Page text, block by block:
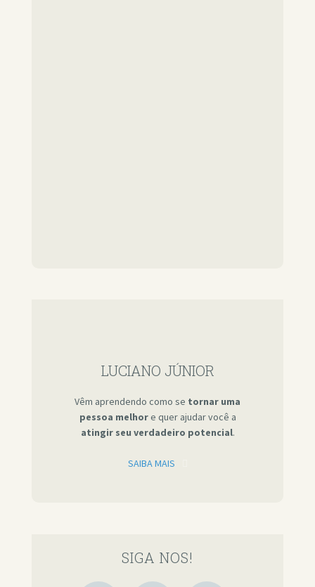
LUCIANO JÚNIOR
Vêm aprendendo como se tornar uma
pessoa melhore quer ajudar você a
atingir seu verdadeiro potencial.
SAIBA MAIS
SIGA NOS!